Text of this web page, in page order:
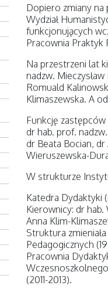
Dopiero zmiany na
Wydział
funkcjonujących
Pracownia Praktyk
Na przestrzeni lat
nadzw.
Romuald
Klimaszewska. A
Funkcję
dr hab. prof.
dr Beata Bocian, dr
Wieruszewska-
W strukturze
Katedra Dydaktyki
Kierownicy: dr hab.
Anna Klim-
Struktura
Pedagogicznych
Pracownia
Wczesnoszkolnego
(2011-2013).